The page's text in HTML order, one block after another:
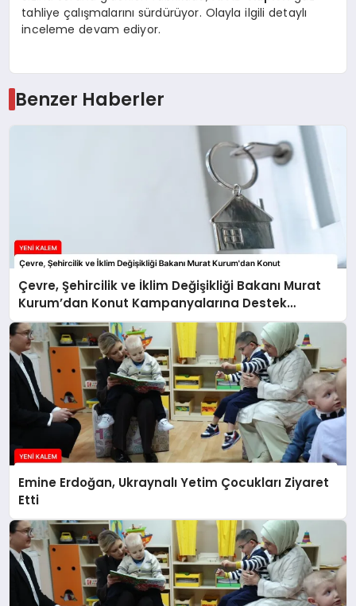
tahliye çalışmalarını sürdürüyor. Olayla ilgili detaylı
inceleme devam ediyor.
Benzer Haberler
Çevre, Şehircilik ve İklim Değişikliği Bakanı Murat
Kurum’dan Konut Kampanyalarına Destek
Açıklaması
Emine Erdoğan, Ukraynalı Yetim Çocukları Ziyaret
Etti